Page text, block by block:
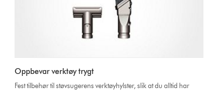
Oppbevar verktøy trygt
Fest tilbehør til støvsugerens verktøyhylster, slik at du alltid har